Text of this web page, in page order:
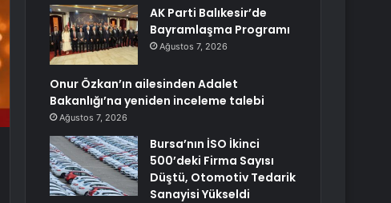
AK Parti Balıkesir’de
Bayramlaşma Programı
Ağustos 7, 2026
Onur Özkan’ın ailesinden Adalet
Bakanlığı’na yeniden inceleme talebi
Ağustos 7, 2026
Bursa’nın İSO İkinci
500’deki Firma Sayısı
Düştü, Otomotiv Tedarik
Sanayisi Yükseldi